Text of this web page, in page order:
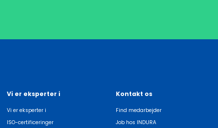
Vi er eksperter i
Vi er eksperter i
ISO-certificeringer
Kontakt os
Find medarbejder
Job hos INDURA